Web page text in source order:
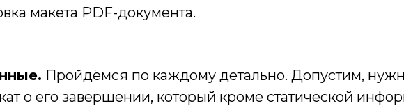
макета PDF-документа.
Пройдёмся по каждому детально. Допустим,
о его завершении, который кроме статической